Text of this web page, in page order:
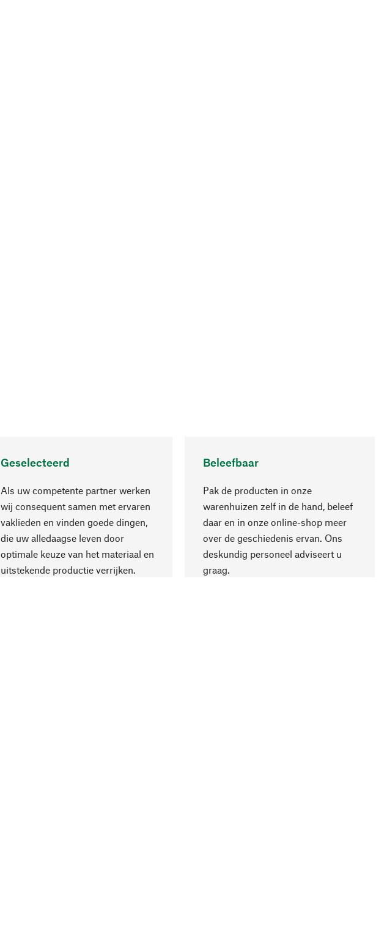
Geselecteerd
Als uw competente partner werken
wij consequent samen met ervaren
vaklieden en vinden goede dingen,
die uw alledaagse leven door
optimale keuze van het materiaal en
uitstekende productie verrijken.
Beleefbaar
Pak de producten in onze
warenhuizen zelf in de hand, beleef
daar en in onze online-shop meer
over de geschiedenis ervan. Ons
deskundig personeel adviseert u
graag.
Naar boven